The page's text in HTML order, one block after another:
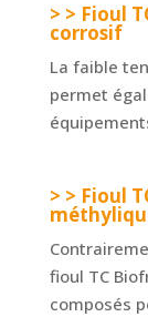
> > Fioul
corrosif
La faible
permet
> > Fioul
fioul TC
composés